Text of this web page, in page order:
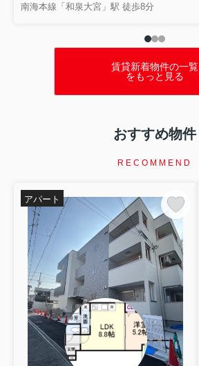
南海本線「和泉大宮」駅 徒歩8分
賃貸新着物件の一覧
をもっと見る
おすすめ物件
RECOMMEND
アパート